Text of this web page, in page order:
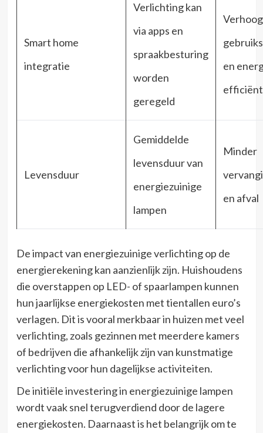
Smart home
integratie
Verlichting kan
via apps en
spraakbesturing
worden
geregeld
en
Levensduur
Gemiddelde
levensduur van
energiezuinige
lampen
Minder
en afval
De impact van energiezuinige verlichting op de
energierekening kan aanzienlijk zijn. Huishoudens
die overstappen op LED- of spaarlampen kunnen
hun jaarlijkse energiekosten met tientallen euro’s
verlagen. Dit is vooral merkbaar in huizen met veel
verlichting, zoals gezinnen met meerdere kamers
of bedrijven die afhankelijk zijn van kunstmatige
verlichting voor hun dagelijkse activiteiten.
De initiële investering in energiezuinige lampen
wordt vaak snel terugverdiend door de lagere
energiekosten. Daarnaast is het belangrijk om te